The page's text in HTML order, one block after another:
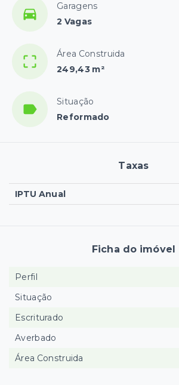
Garagens
2 Vagas
Área Construida
249,43 m²
Situação
Reformado
Taxas
IPTU Anual
Ficha do imóvel
Perfil
Situação
Escriturado
Averbado
Área Construida